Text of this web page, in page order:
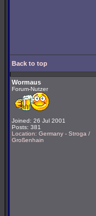
Back to top
Wormaus
Forum-Nutzer
Joined: 26 Jul 2001
Posts: 381
Location: Germany - Stroga /
Großenhain